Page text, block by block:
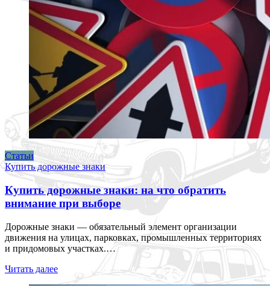
Статьи
Купить дорожные знаки
Купить дорожные знаки: на что обратить
внимание при выборе
Дорожные знаки — обязательный элемент организации
движения на улицах, парковках, промышленных территориях
и придомовых участках.…
Читать далее